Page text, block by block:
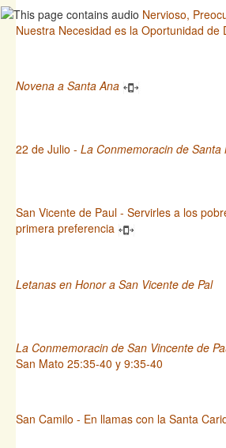
Nervioso,
Nuestra Necesidad es la Oportunidad de
Novena a Santa Ana
22 de Julio - La Conmemoracin de
San Vicente de Paul - Servirles a los
primera preferencia
Letanas en Honor a San Vicente de Pal
La Conmemoracin de San Vincente de
San Mato 25:35-40 y 9:35-40
San Camilo - En llamas con la Santa